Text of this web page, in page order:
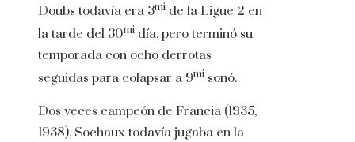
Doubs todavía era 3mi de la Ligue 2 en
la tarde del 30mi día, pero terminó su
temporada con ocho derrotas
seguidas para colapsar a 9mi sonó.
Dos veces campeón de Francia (1935,
1938), Sochaux todavía jugaba en la